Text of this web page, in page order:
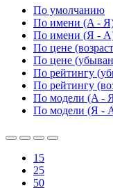
По умолчанию
По имени (A -
По имени (Я -
По цене
По цене
По рейтингу
По рейтингу
По модели (A -
По модели (Я -
15
25
50